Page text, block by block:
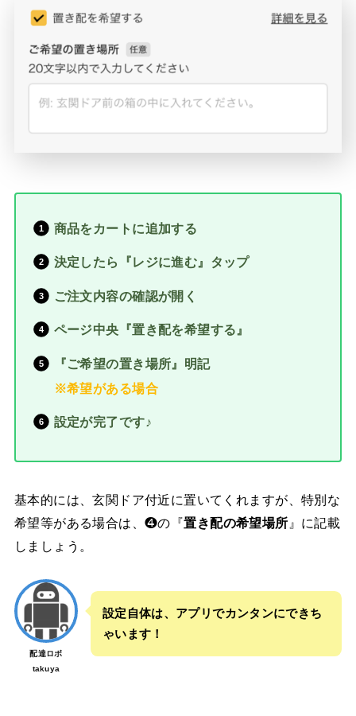
商品をカートに追加する
決定したら『レジに進む』タップ
ご注文内容の確認が開く
ページ中央『置き配を希望する』
『ご希望の置き場所』明記
※希望がある場合
設定が完了です♪
基本的には、玄関ドア付近に置いてくれますが、特別な
希望等がある場合は、❹の『置き配の希望場所 』に記載
しましょう。
配達ロボ
takuya
設定自体は、アプリでカンタンにできち
ゃいます！